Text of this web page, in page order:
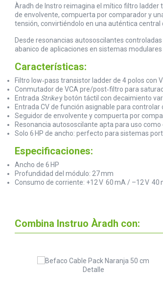
Àradh de Instro reimagina el mítico filtro ladder
de envolvente, compuerta por comparador y
tensión, convirtiéndolo en una auténtica central
Desde resonancias autososcilantes
abanico de aplicaciones en sistemas
Características:
Filtro low‑pass transistor ladder de 4 polos con
Conmutador de VCA pre/post‑filtro para
Entrada Strikey botón táctil con decaimiento
Entrada CV de función asignable para
Seguidor de envolvente y compuerta por
Resonancia autososcilante apta para uso como
Solo 6 HP de ancho: perfecto para sistemas
Especificaciones:
Ancho de 6 HP
Profundidad del módulo: 27 mm
Consumo de corriente: +12 V 60 mA / –12 V 40
Combina Instruo Àradh con: